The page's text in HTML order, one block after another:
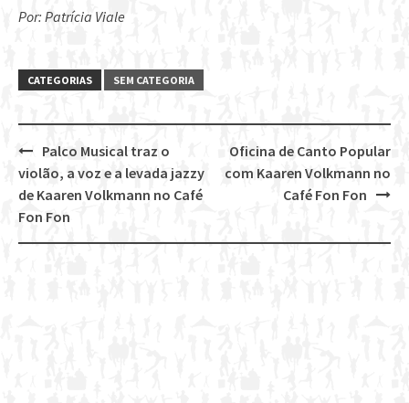
Por: Patrícia Viale
CATEGORIAS SEM CATEGORIA
Post
navigation
Oficina de Canto Popular
com Kaaren Volkmann no
Café Fon Fon
Palco Musical traz o
violão, a voz e a levada jazzy
de Kaaren Volkmann no Café
Fon Fon